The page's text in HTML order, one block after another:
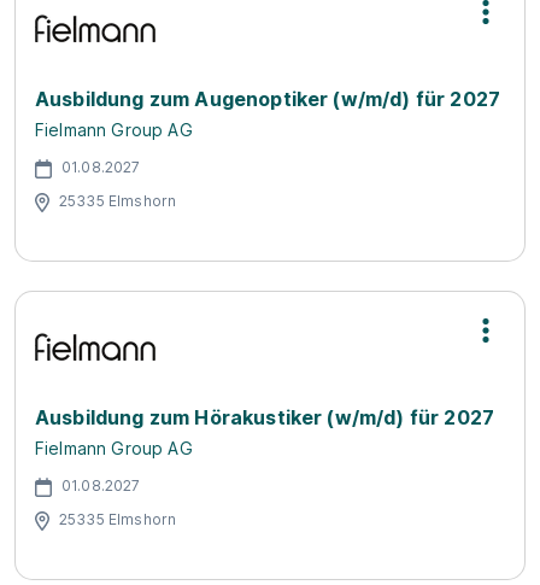
Ausbildung zum Augenoptiker (w/m/d) für 2027
Fielmann Group AG
01.08.2027
25335 Elmshorn
Ausbildung zum Hörakustiker (w/m/d) für 2027
Fielmann Group AG
01.08.2027
25335 Elmshorn